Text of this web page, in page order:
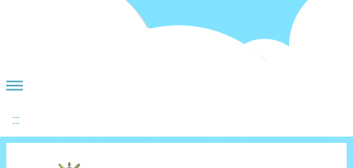
:::